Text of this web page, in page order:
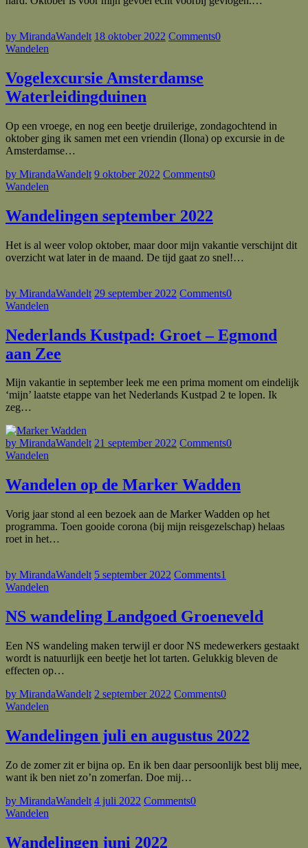
by MirandaWandelt 18 oktober 2022 Comments0
Wandelen
Vogelexcursie Amsterdamse
Waterleidingduinen
Op een vroege, en nog een beetje druilerige, zondagochtend in
oktober ging ik samen met een vriendin (Ilona) op excursie in de
Amsterdamse…
by MirandaWandelt 9 oktober 2022 Comments0
Wandelen
Wandelingen september 2022
Het is al weer volop oktober, maar door mijn vakantie verschijnt dit
overzicht wat later in de maand. De tijd gaat zo snel!…
by MirandaWandelt 29 september 2022 Comments0
Wandelen
Nederlands Kustpad: Groet – Egmond
aan Zee
Mijn vakantie in september leek me een prima moment om eindelijk
‘mijn’ laatste etappe van het Nederlands Kustpad 2 te lopen. Ik
zeg…
by MirandaWandelt 21 september 2022 Comments0
Wandelen
Wandelen op de Marker Wadden
Vorig jaar stond al een bezoek aan de Marker Wadden op het
programma. Toen gooide corona (bij mijn reisgezelschap) helaas
roet in het…
by MirandaWandelt 5 september 2022 Comments1
Wandelen
NS wandeling Landgoed Groeneveld
Een NS wandeling maken terwijl er door NS medewerkers gestaakt
wordt is natuurlijk een beetje het lot tarten. Gelukkig bleven de
effecten op…
by MirandaWandelt 2 september 2022 Comments0
Wandelen
Wandelingen juli en augustus 2022
Zo de zomer zit er bijna op. En ik ben daar persoonlijk best blij mee,
want ik ben niet zo’n zomerfan. Doe mij…
by MirandaWandelt 4 juli 2022 Comments0
Wandelen
Wandelingen juni 2022